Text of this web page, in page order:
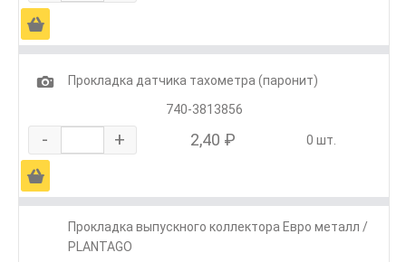
Ä
1
Прокладка датчика тахометра (паронит)
740-3813856
- + 2,40 ₽ 0 шт.
Ä
Прокладка выпускного коллектора Евро металл /
PLANTAGO